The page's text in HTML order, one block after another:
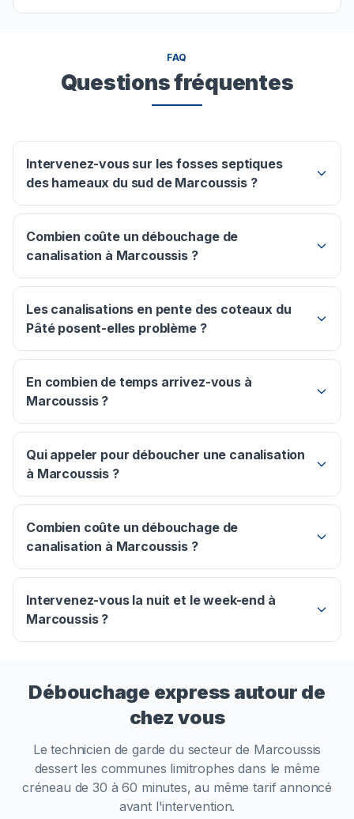
FAQ
Questions fréquentes
Intervenez-vous sur les fosses septiques
des hameaux du sud de Marcoussis ?
Combien coûte un débouchage de
canalisation à Marcoussis ?
Les canalisations en pente des coteaux du
Pâté posent-elles problème ?
En combien de temps arrivez-vous à
Marcoussis ?
Qui appeler pour déboucher une canalisation
à Marcoussis ?
Combien coûte un débouchage de
canalisation à Marcoussis ?
Intervenez-vous la nuit et le week-end à
Marcoussis ?
Débouchage express autour de
chez vous
Le technicien de garde du secteur de Marcoussis
dessert les communes limitrophes dans le même
créneau de 30 à 60 minutes, au même tarif annoncé
avant l'intervention.